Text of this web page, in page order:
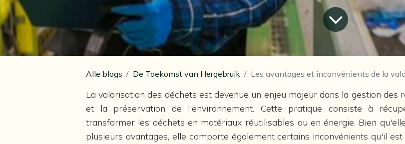
Alle blogs De Toekomst van Hergebruik Les avantages et inconvénients de la valorisation
La valorisation des déchets est devenue un enjeu majeur dans la gestion des
et la préservation de l'environnement. Cette pratique consiste à
transformer les déchets en matériaux réutilisables ou en énergie. Bien
plusieurs avantages, elle comporte également certains inconvénients qu'il